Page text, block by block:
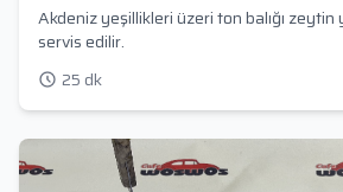
Akdeniz yeşillikleri üzeri ton balığı zeytin
servis edilir.
25 dk